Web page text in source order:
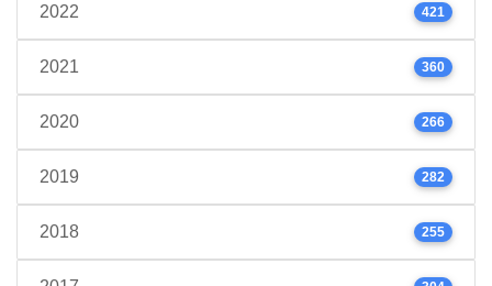
2022 421
2021 360
2020 266
2019 282
2018 255